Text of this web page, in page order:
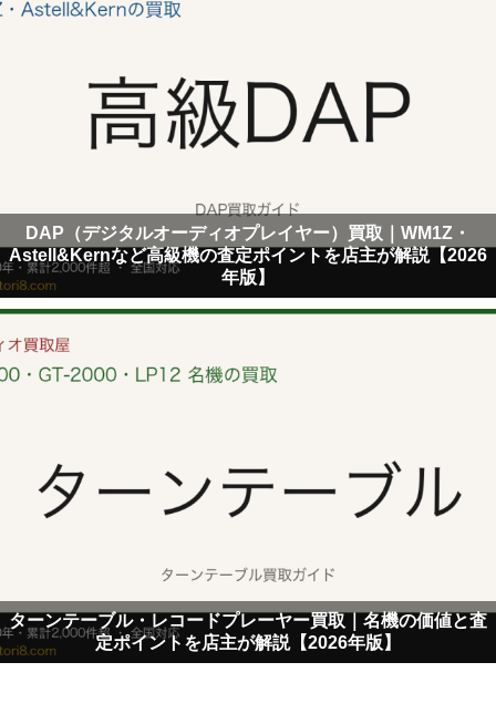
DAP（デジタルオーディオプレイヤー）買取｜WM1Z・
Astell&Kernなど高級機の査定ポイントを店主が解説【2026
年版】
ターンテーブル・レコードプレーヤー買取｜名機の価値と査
定ポイントを店主が解説【2026年版】